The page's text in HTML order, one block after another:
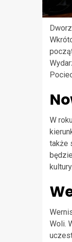
W
także
kultury.
Woli.